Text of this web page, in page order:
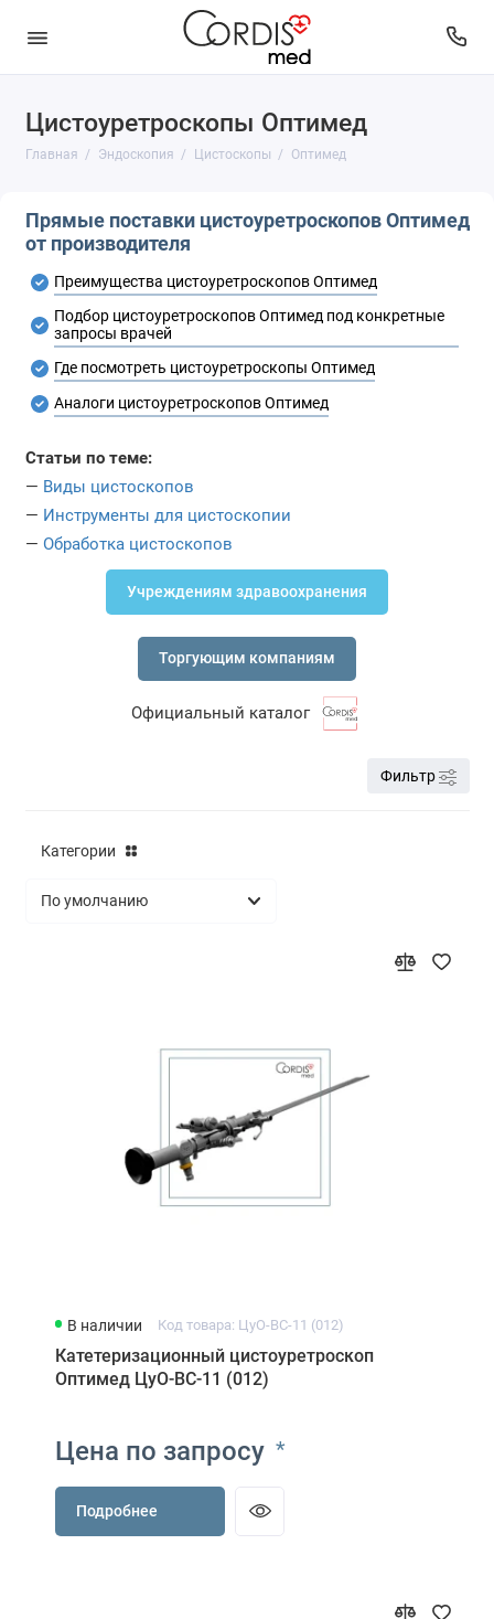
Цистоуретроскопы Оптимед
Главная Эндоскопия Цистоскопы Оптимед
Бронхоскопы
Гистероскопы
Колоноскопы
Лапароскопы
ЛОР-эндоскопы
Нефроскопы
Резектоскопы
Тележки и контейнеры для эндоскопов
Цистоскопы
Аноскопы
Прямые поставки цистоуретроскопов Оптимед
от производителя
Преимущества цистоуретроскопов Оптимед
Подбор цистоуретроскопов Оптимед под конкретные
запросы врачей
Где посмотреть цистоуретроскопы Оптимед
Аналоги цистоуретроскопов Оптимед
Статьи по теме:
— Виды цистоскопов
— Инструменты для цистоскопии
— Обработка цистоскопов
Учреждениям здравоохранения
Торгующим компаниям
Официальный каталог
Фильтр
Категории
В наличии Код товара: ЦуО-ВС-11 (012)
Катетеризационный цистоуретроскоп
Оптимед ЦуО-ВС-11 (012)
Цена по запросу *
Подробнее